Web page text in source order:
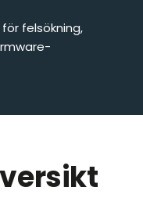
felsökning,